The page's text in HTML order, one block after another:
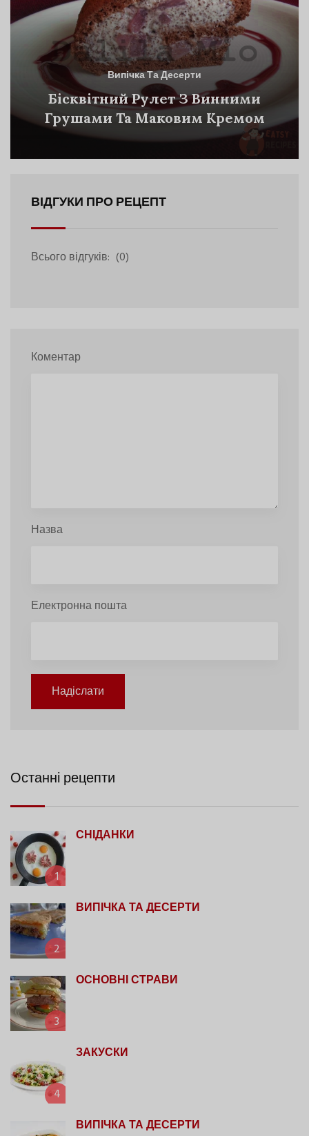
Випічка Та Десерти
Бісквітний Рулет З Винними
Грушами Та Маковим Кремом
ВІДГУКИ ПРО РЕЦЕПТ
Всього відгуків: (0)
Коментар
Назва
Електронна пошта
Надіслати
Останні рецепти
1
СНІДАНКИ
2
ВИПІЧКА ТА ДЕСЕРТИ
3
ОСНОВНІ СТРАВИ
4
ЗАКУСКИ
ВИПІЧКА ТА ДЕСЕРТИ